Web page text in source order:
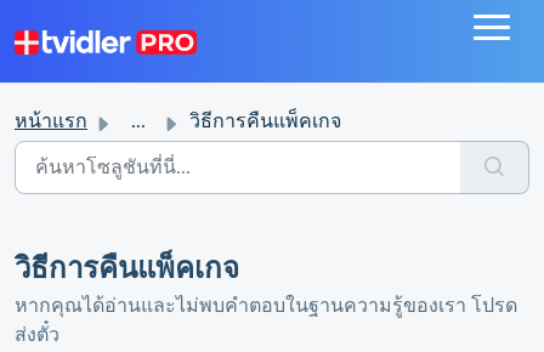
หน้าแรก ... วิธีการคืนแพ็คเกจ
วิธีการคืนแพ็คเกจ
หากคุณได้อ่านและไม่พบคำตอบในฐานความรู้ของเรา โปรด
ส่งตั๋ว